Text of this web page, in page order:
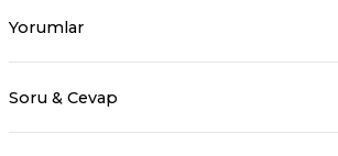
Yorumlar
Soru & Cevap